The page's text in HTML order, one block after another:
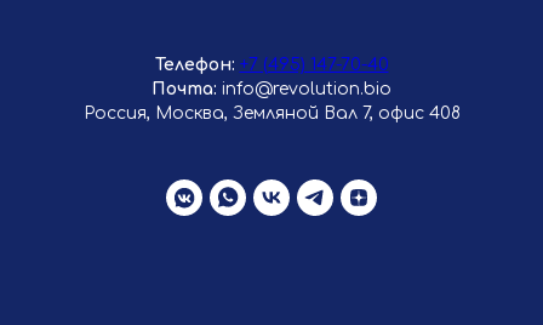
Телефон: +7 (495) 147-70-40
Почта: info@revolution.bio
Россия, Москва, Земляной Вал 7, офис 408